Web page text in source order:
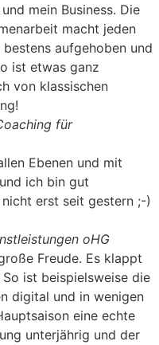
mein Business. Die
macht jeden
aufgehoben und
ist etwas ganz
von klassischen
für
Ebenen und mit
ich bin gut
erst seit gestern ;-)
oHG
Freude. Es klappt
ist beispielsweise die
digital und in wenigen
eine echte
unterjährig und der